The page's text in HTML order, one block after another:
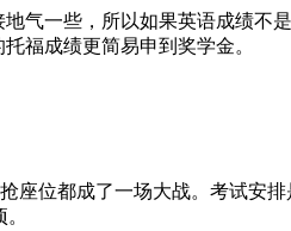
气一些，所以如果英语成绩不
福成绩更简易申到奖学金。
座位都成了一场大战。考试安